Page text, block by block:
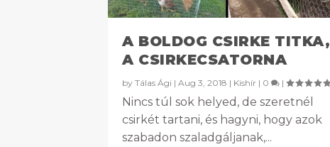
A BOLDOG CSIRKE TITKA,
A CSIRKECSATORNA
by Tálas Ági | Aug 3, 2018 | Kishír | 0 |
Nincs túl sok helyed, de szeretnél
csirkét tartani, és hagyni, hogy azok
szabadon szaladgáljanak,...